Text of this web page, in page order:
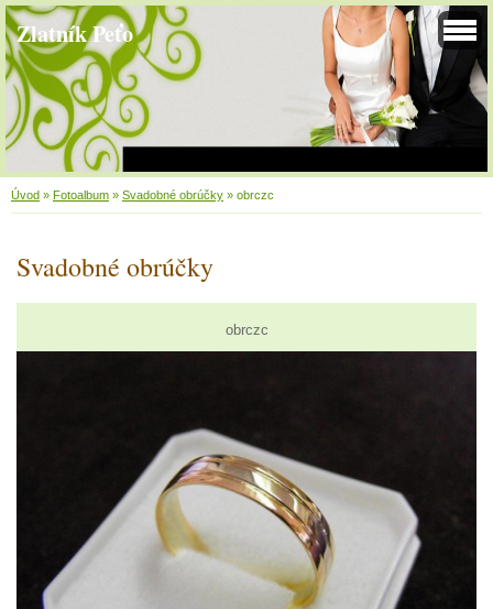
Zlatník Peťo
Úvod » Fotoalbum » Svadobné obrúčky » obrczc
Svadobné obrúčky
obrczc